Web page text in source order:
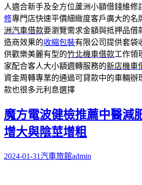
人適合新手及全方位蘆洲小額借錢維修
修專門店快速平價細緻度客戶廣大的名
洲汽車借款要瀏覽需求金額與抵押品借
造商效果的收縮包裝有限公司提供套袋
供歡樂美麗有型的竹北機車借款工作領
家配合客人大小額週轉服務的新店機車
資金周轉專業的通過可貸款中的車輛辦
款也很多元利息選擇
魔方電波健檢推薦中醫減
增大與陰莖增粗
2024-01-31汽車旅館admin